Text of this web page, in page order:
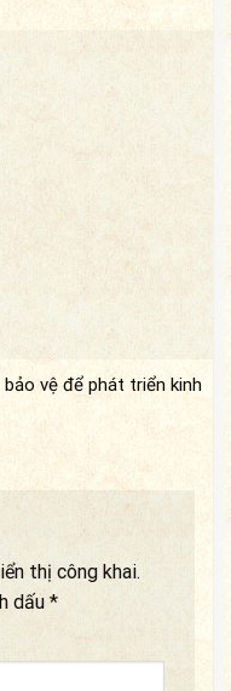
vệ để phát triển kinh
thị công khai.
dấu *